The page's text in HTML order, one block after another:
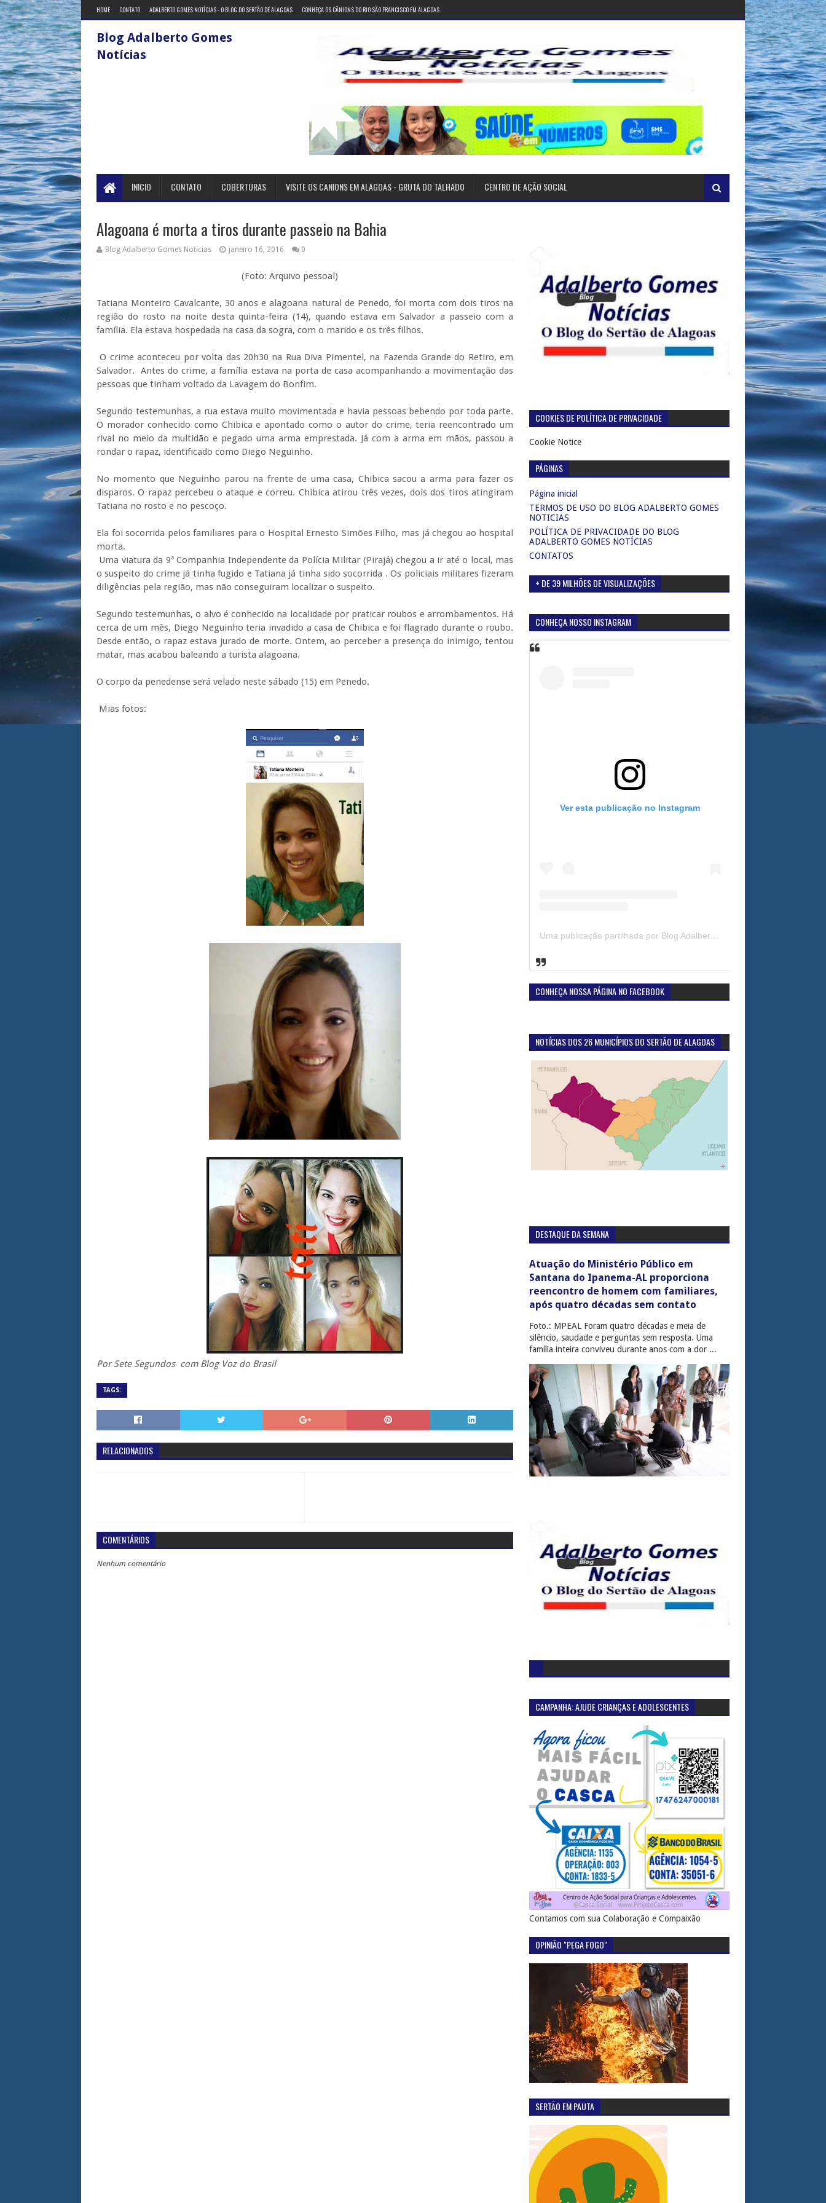
HOME CONTATO ADALBERTO GOMES NOTÍCIAS - O BLOG DO SERTÃO DE ALAGOAS CONHEÇA OS CÂNIONS DO RIO SÃO FRANCISCO EM ALAGOAS
Blog Adalberto Gomes
Notícias
INICIO CONTATO COBERTURAS VISITE OS CANIONS EM ALAGOAS - GRUTA DO TALHADO CENTRO DE AÇÃO SOCIAL
Alagoana é morta a tiros durante passeio na Bahia
Blog Adalberto Gomes Noticias janeiro 16, 2016 0
(Foto: Arquivo pessoal)
Tatiana Monteiro Cavalcante, 30 anos e alagoana natural de Penedo, foi morta com dois tiros na
região do rosto na noite desta quinta-feira (14), quando estava em Salvador a passeio com a
família. Ela estava hospedada na casa da sogra, com o marido e os três filhos.
O crime aconteceu por volta das 20h30 na Rua Diva Pimentel, na Fazenda Grande do Retiro, em
Salvador. Antes do crime, a família estava na porta de casa acompanhando a movimentação das
pessoas que tinham voltado da Lavagem do Bonfim.
Segundo testemunhas, a rua estava muito movimentada e havia pessoas bebendo por toda parte.
O morador conhecido como Chibica e apontado como o autor do crime, teria reencontrado um
rival no meio da multidão e pegado uma arma emprestada. Já com a arma em mãos, passou a
rondar o rapaz, identificado como Diego Neguinho.
No momento que Neguinho parou na frente de uma casa, Chibica sacou a arma para fazer os
disparos. O rapaz percebeu o ataque e correu. Chibica atirou três vezes, dois dos tiros atingiram
Tatiana no rosto e no pescoço.
Ela foi socorrida pelos familiares para o Hospital Ernesto Simões Filho, mas já chegou ao hospital
morta.
Uma viatura da 9ª Companhia Independente da Polícia Militar (Pirajá) chegou a ir até o local, mas
o suspeito do crime já tinha fugido e Tatiana já tinha sido socorrida . Os policiais militares fizeram
diligências pela região, mas não conseguiram localizar o suspeito.
Segundo testemunhas, o alvo é conhecido na localidade por praticar roubos e arrombamentos. Há
cerca de um mês, Diego Neguinho teria invadido a casa de Chibica e foi flagrado durante o roubo.
Desde então, o rapaz estava jurado de morte. Ontem, ao perceber a presença do inimigo, tentou
matar, mas acabou baleando a turista alagoana.
O corpo da penedense será velado neste sábado (15) em Penedo.
Mias fotos:
Por Sete Segundos com Blog Voz do Brasil
TAGS:
RELACIONADOS
COMENTÁRIOS
Nenhum comentário
COOKIES DE POLÍTICA DE PRIVACIDADE
Cookie Notice
PÁGINAS
Página inicial
TERMOS DE USO DO BLOG ADALBERTO GOMES
NOTICIAS
POLÍTICA DE PRIVACIDADE DO BLOG
ADALBERTO GOMES NOTÍCIAS
CONTATOS
+ DE 39 MILHÕES DE VISUALIZAÇÕES
CONHEÇA NOSSO INSTAGRAM
Ver esta publicação no Instagram
Uma publicação partilhada por Blog Adalberto Gomes Noticias (@blogadalbertogomesnoticiass)
CONHEÇA NOSSA PÁGINA NO FACEBOOK
NOTÍCIAS DOS 26 MUNICÍPIOS DO SERTÃO DE ALAGOAS
DESTAQUE DA SEMANA
Atuação do Ministério Público em
Santana do Ipanema-AL proporciona
reencontro de homem com familiares,
após quatro décadas sem contato
Foto.: MPEAL Foram quatro décadas e meia de
silêncio, saudade e perguntas sem resposta. Uma
família inteira conviveu durante anos com a dor ...
CAMPANHA: AJUDE CRIANÇAS E ADOLESCENTES
Contamos com sua Colaboração e Compaixão
OPINIÃO "PEGA FOGO"
SERTÃO EM PAUTA